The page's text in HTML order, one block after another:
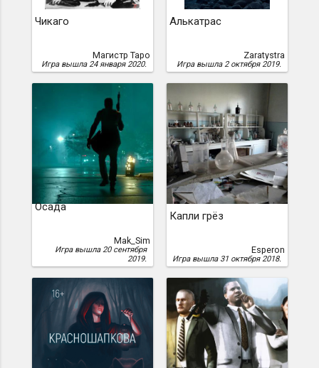
Чикаго
Магистр Таро
Игра вышла 24 января 2020.
Алькатрас
Zaratystra
Игра вышла 2 октября 2019.
Осада
Mak_Sim
Игра вышла 20 сентября
2019.
Капли грёз
Esperon
Игра вышла 31 октября 2018.